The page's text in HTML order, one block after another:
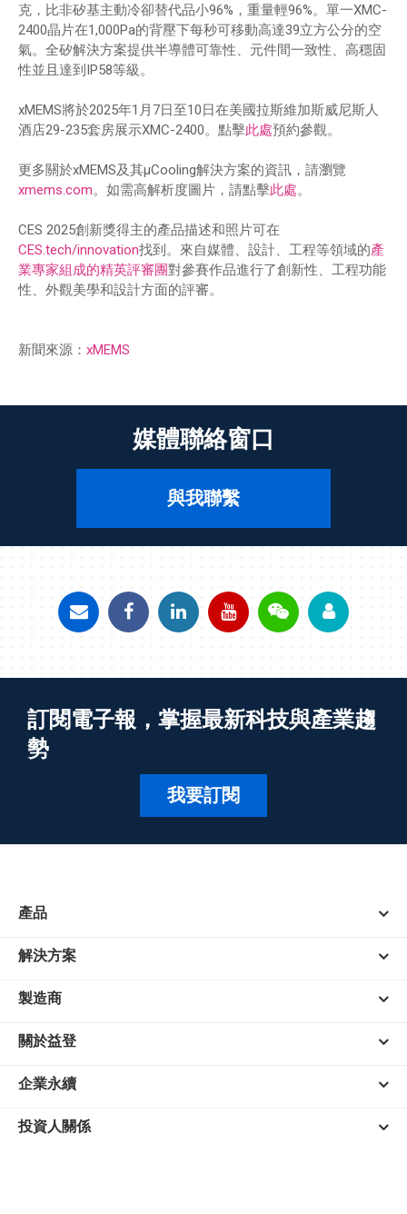
克，比非矽基主動冷卻替代品小96%，重量輕96%。單一XMC-
2400晶片在1,000Pa的背壓下每秒可移動高達39立方公分的空
氣。全矽解決方案提供半導體可靠性、元件間一致性、高穩固
性並且達到IP58等級。
xMEMS將於2025年1月7日至10日在美國拉斯維加斯威尼斯人
酒店29-235套房展示XMC-2400。點擊此處預約參觀。
更多關於xMEMS及其µCooling解決方案的資訊，請瀏覽
xmems.com。如需高解析度圖片，請點擊此處。
CES 2025創新獎得主的產品描述和照片可在
CES.tech/innovation找到。來自媒體、設計、工程等領域的產
業專家組成的精英評審團對參賽作品進行了創新性、工程功能
性、外觀美學和設計方面的評審。
新聞來源： xMEMS
媒體聯絡窗口
與我聯繫
訂閱電子報，掌握最新科技與產業趨
勢
我要訂閱
產品
解決方案
製造商
關於益登
企業永續
投資人關係